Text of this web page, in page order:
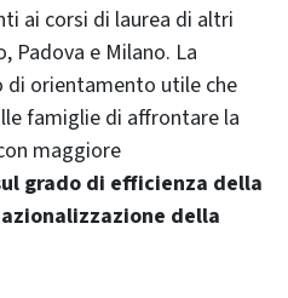
ai corsi di laurea di altri
Padova e Milano. La
di orientamento utile che
famiglie di affrontare la
maggiore
grado di efficienza della
della